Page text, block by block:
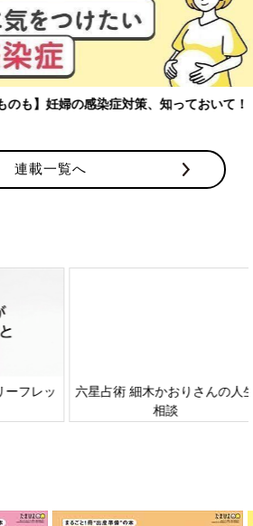
も】妊婦の感染症対策、知っておいて！
連載一覧へ
フレッ
六星占術 細木かおりさんの人生
相談